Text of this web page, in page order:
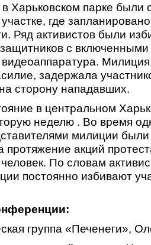
Харьковском парке были
где запланировано
Ряд активистов были
с
задержала
сторону нападавших.
в центральном
неделю . Во время
милиции
протяжение акций
По словам
постоянно избивают
группа «Печенеги»,